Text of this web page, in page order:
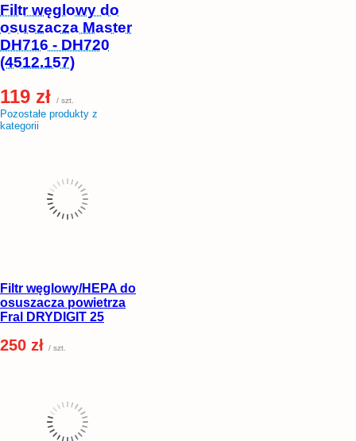
Filtr węglowy do
osuszacza Master
DH716 - DH720
(4512.157)
119 zł / szt.
Pozostałe produkty z
kategorii
Filtr węglowy/HEPA do
osuszacza powietrza
Fral DRYDIGIT 25
250 zł / szt.